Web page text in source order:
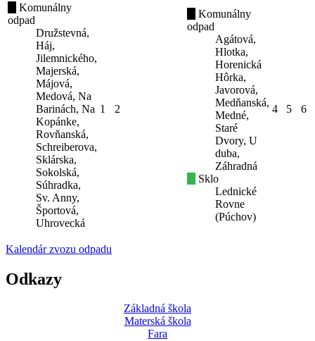
Komunálny
odpad
Družstevná,
Háj,
Jilemnického,
Majerská,
Májová,
Medová, Na
Barinách, Na
Kopánke,
Rovňanská,
Schreiberova,
Sklárska,
Sokolská,
Súhradka,
Sv. Anny,
Športová,
Uhrovecká
1 2
Komunálny
odpad
Agátová,
Hlotka,
Horenická
Hôrka,
Javorová,
Medňanská,
Medné,
Staré
Dvory, U
duba,
Záhradná
Sklo
Lednické
Rovne
(Púchov)
4 5 6
Kalendár zvozu odpadu
Odkazy
Základná škola
Materská škola
Fara